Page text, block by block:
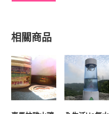
相關商品